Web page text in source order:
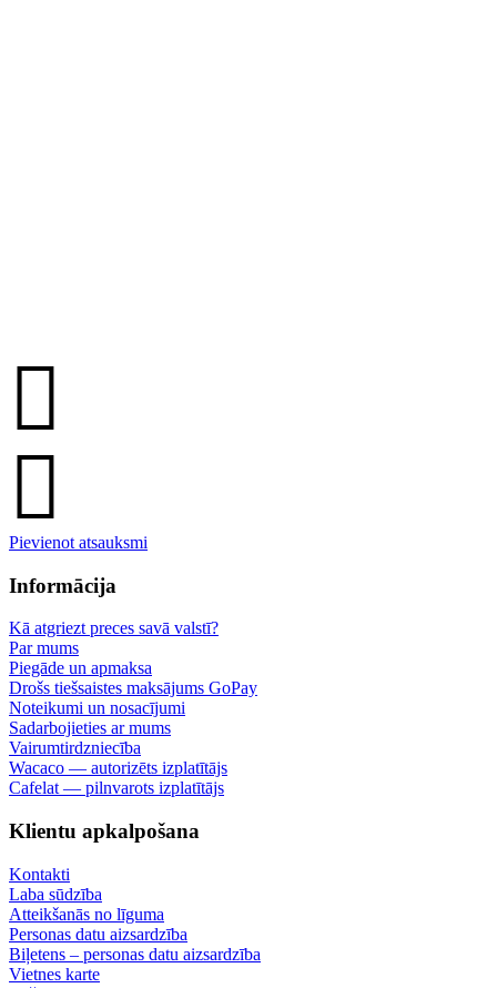
Pievienot atsauksmi
Informācija
Kā atgriezt preces savā valstī?
Par mums
Piegāde un apmaksa
Drošs tiešsaistes maksājums GoPay
Noteikumi un nosacījumi
Sadarbojieties ar mums
Vairumtirdzniecība
Wacaco — autorizēts izplatītājs
Cafelat — pilnvarots izplatītājs
Klientu apkalpošana
Kontakti
Laba sūdzība
Atteikšanās no līguma
Personas datu aizsardzība
Biļetens – personas datu aizsardzība
Vietnes karte